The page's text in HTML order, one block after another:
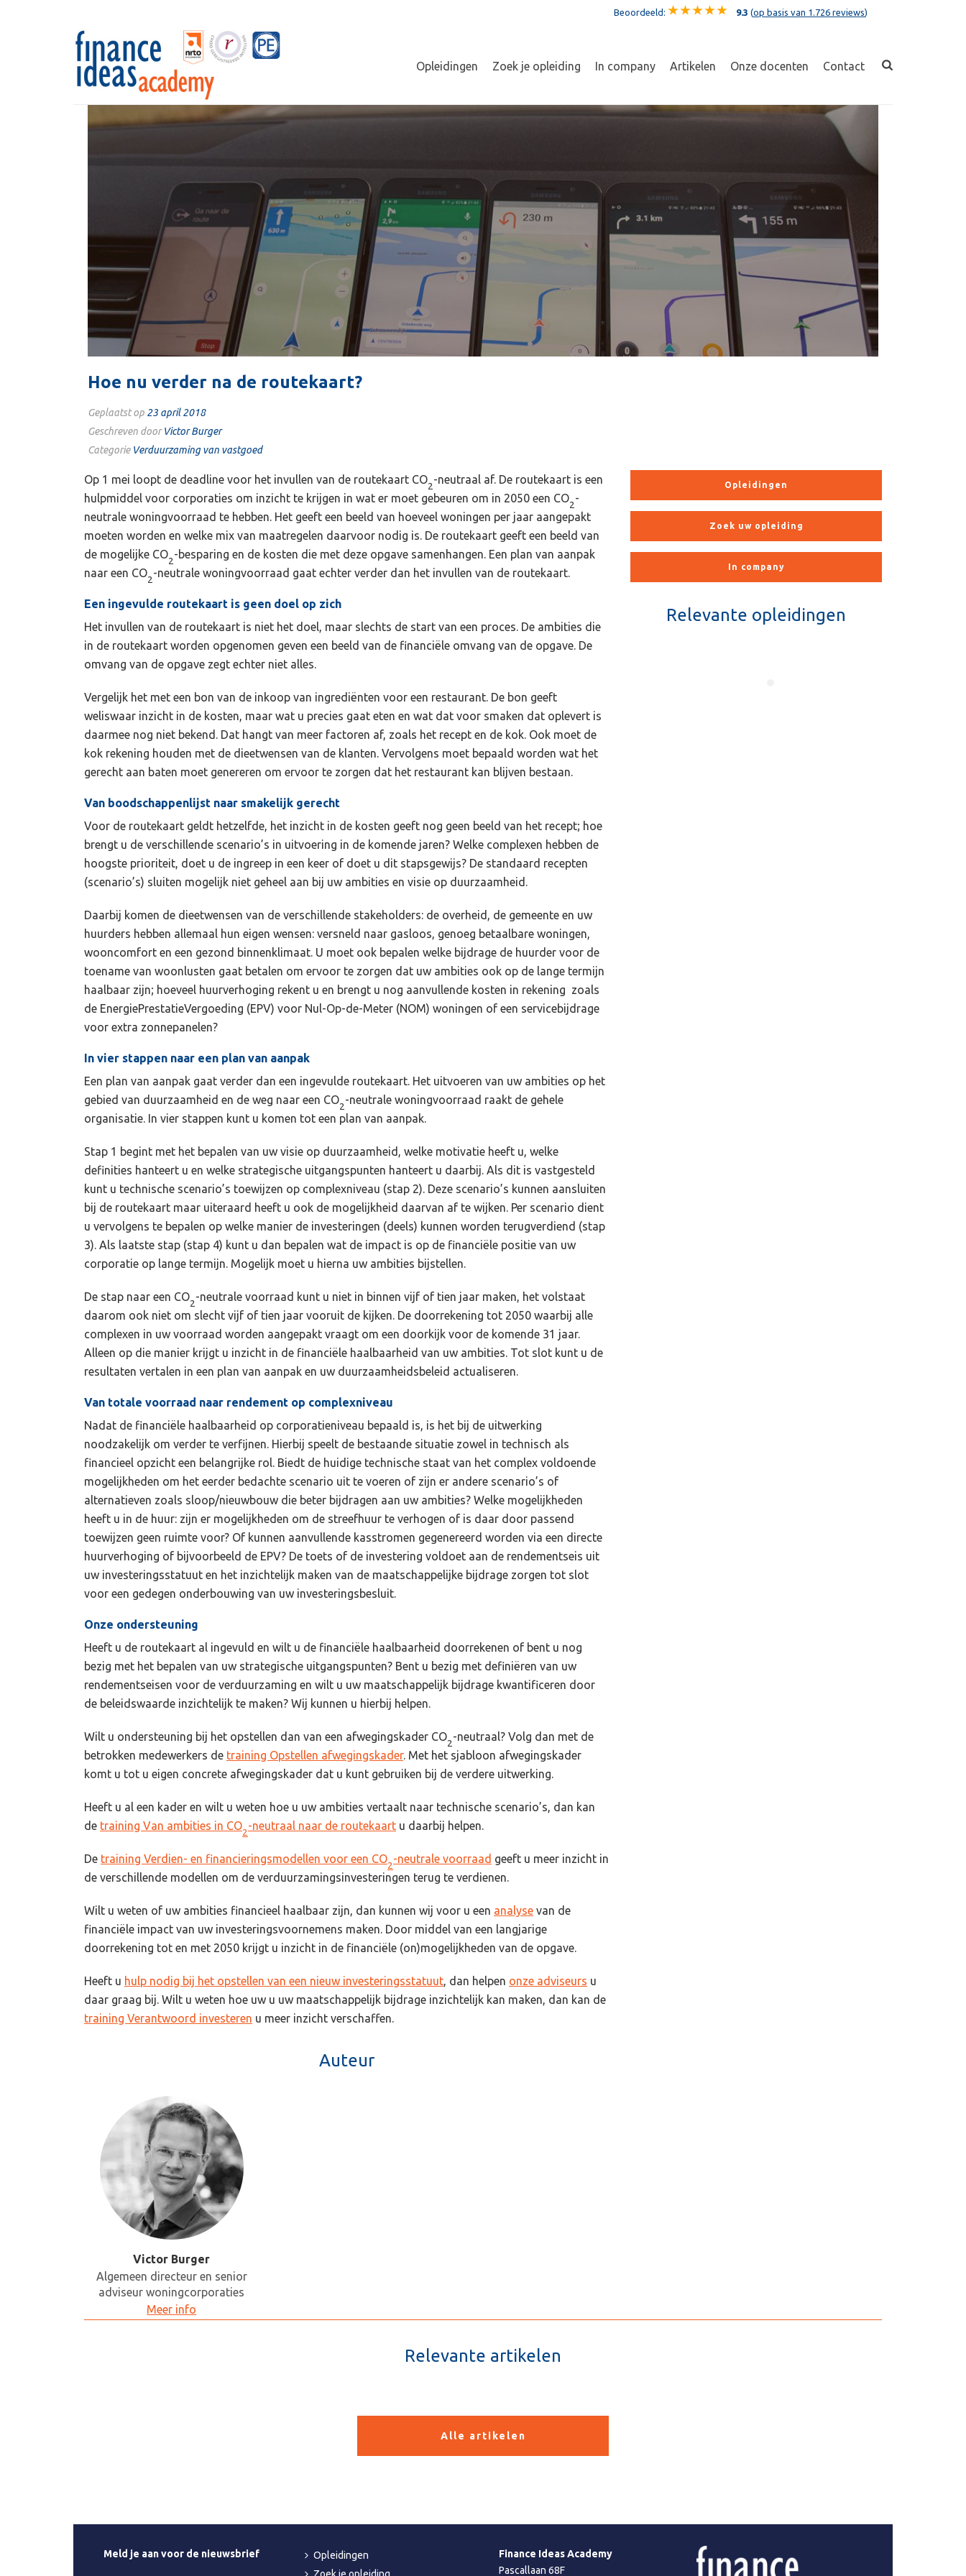
Beoordeeld: 9.3 (op basis van 1.726 reviews)
Opleidingen Zoek je opleiding In company Artikelen Onze docenten Contact
Hoe nu verder na de routekaart?
Geplaatst op 23 april 2018
Geschreven doorVictor Burger
Categorie Verduurzaming van vastgoed
Op 1 mei loopt de deadline voor het invullen van de routekaart CO2-neutraal af. De routekaart is een
hulpmiddel voor corporaties om inzicht te krijgen in wat er moet gebeuren om in 2050 een CO2-
neutrale woningvoorraad te hebben. Het geeft een beeld van hoeveel woningen per jaar aangepakt
moeten worden en welke mix van maatregelen daarvoor nodig is. De routekaart geeft een beeld van
de mogelijke CO2-besparing en de kosten die met deze opgave samenhangen. Een plan van aanpak
naar een CO2-neutrale woningvoorraad gaat echter verder dan het invullen van de routekaart.
Een ingevulde routekaart is geen doel op zich
Het invullen van de routekaart is niet het doel, maar slechts de start van een proces. De ambities die
in de routekaart worden opgenomen geven een beeld van de financiële omvang van de opgave. De
omvang van de opgave zegt echter niet alles.
Vergelijk het met een bon van de inkoop van ingrediënten voor een restaurant. De bon geeft
weliswaar inzicht in de kosten, maar wat u precies gaat eten en wat dat voor smaken dat oplevert is
daarmee nog niet bekend. Dat hangt van meer factoren af, zoals het recept en de kok. Ook moet de
kok rekening houden met de dieetwensen van de klanten. Vervolgens moet bepaald worden wat het
gerecht aan baten moet genereren om ervoor te zorgen dat het restaurant kan blijven bestaan.
Van boodschappenlijst naar smakelijk gerecht
Voor de routekaart geldt hetzelfde, het inzicht in de kosten geeft nog geen beeld van het recept; hoe
brengt u de verschillende scenario’s in uitvoering in de komende jaren? Welke complexen hebben de
hoogste prioriteit, doet u de ingreep in een keer of doet u dit stapsgewijs? De standaard recepten
(scenario’s) sluiten mogelijk niet geheel aan bij uw ambities en visie op duurzaamheid.
Daarbij komen de dieetwensen van de verschillende stakeholders: de overheid, de gemeente en uw
huurders hebben allemaal hun eigen wensen: versneld naar gasloos, genoeg betaalbare woningen,
wooncomfort en een gezond binnenklimaat. U moet ook bepalen welke bijdrage de huurder voor de
toename van woonlusten gaat betalen om ervoor te zorgen dat uw ambities ook op de lange termijn
haalbaar zijn; hoeveel huurverhoging rekent u en brengt u nog aanvullende kosten in rekening zoals
de EnergiePrestatieVergoeding (EPV) voor Nul-Op-de-Meter (NOM) woningen of een servicebijdrage
voor extra zonnepanelen?
In vier stappen naar een plan van aanpak
Een plan van aanpak gaat verder dan een ingevulde routekaart. Het uitvoeren van uw ambities op het
gebied van duurzaamheid en de weg naar een CO2-neutrale woningvoorraad raakt de gehele
organisatie. In vier stappen kunt u komen tot een plan van aanpak.
Stap 1 begint met het bepalen van uw visie op duurzaamheid, welke motivatie heeft u, welke
definities hanteert u en welke strategische uitgangspunten hanteert u daarbij. Als dit is vastgesteld
kunt u technische scenario’s toewijzen op complexniveau (stap 2). Deze scenario’s kunnen aansluiten
bij de routekaart maar uiteraard heeft u ook de mogelijkheid daarvan af te wijken. Per scenario dient
u vervolgens te bepalen op welke manier de investeringen (deels) kunnen worden terugverdiend (stap
3). Als laatste stap (stap 4) kunt u dan bepalen wat de impact is op de financiële positie van uw
corporatie op lange termijn. Mogelijk moet u hierna uw ambities bijstellen.
De stap naar een CO2-neutrale voorraad kunt u niet in binnen vijf of tien jaar maken, het volstaat
daarom ook niet om slecht vijf of tien jaar vooruit de kijken. De doorrekening tot 2050 waarbij alle
complexen in uw voorraad worden aangepakt vraagt om een doorkijk voor de komende 31 jaar.
Alleen op die manier krijgt u inzicht in de financiële haalbaarheid van uw ambities. Tot slot kunt u de
resultaten vertalen in een plan van aanpak en uw duurzaamheidsbeleid actualiseren.
Van totale voorraad naar rendement op complexniveau
Nadat de financiële haalbaarheid op corporatieniveau bepaald is, is het bij de uitwerking
noodzakelijk om verder te verfijnen. Hierbij speelt de bestaande situatie zowel in technisch als
financieel opzicht een belangrijke rol. Biedt de huidige technische staat van het complex voldoende
mogelijkheden om het eerder bedachte scenario uit te voeren of zijn er andere scenario’s of
alternatieven zoals sloop/nieuwbouw die beter bijdragen aan uw ambities? Welke mogelijkheden
heeft u in de huur: zijn er mogelijkheden om de streefhuur te verhogen of is daar door passend
toewijzen geen ruimte voor? Of kunnen aanvullende kasstromen gegenereerd worden via een directe
huurverhoging of bijvoorbeeld de EPV? De toets of de investering voldoet aan de rendementseis uit
uw investeringsstatuut en het inzichtelijk maken van de maatschappelijke bijdrage zorgen tot slot
voor een gedegen onderbouwing van uw investeringsbesluit.
Onze ondersteuning
Heeft u de routekaart al ingevuld en wilt u de financiële haalbaarheid doorrekenen of bent u nog
bezig met het bepalen van uw strategische uitgangspunten? Bent u bezig met definiëren van uw
rendementseisen voor de verduurzaming en wilt u uw maatschappelijk bijdrage kwantificeren door
de beleidswaarde inzichtelijk te maken? Wij kunnen u hierbij helpen.
Wilt u ondersteuning bij het opstellen dan van een afwegingskader CO2-neutraal? Volg dan met de
betrokken medewerkers de training Opstellen afwegingskader. Met het sjabloon afwegingskader
komt u tot u eigen concrete afwegingskader dat u kunt gebruiken bij de verdere uitwerking.
Heeft u al een kader en wilt u weten hoe u uw ambities vertaalt naar technische scenario’s, dan kan
de training Van ambities in CO2-neutraal naar de routekaart u daarbij helpen.
De training Verdien- en financieringsmodellen voor een CO2-neutrale voorraad geeft u meer inzicht in
de verschillende modellen om de verduurzamingsinvesteringen terug te verdienen.
Wilt u weten of uw ambities financieel haalbaar zijn, dan kunnen wij voor u een analyse van de
financiële impact van uw investeringsvoornemens maken. Door middel van een langjarige
doorrekening tot en met 2050 krijgt u inzicht in de financiële (on)mogelijkheden van de opgave.
Heeft u hulp nodig bij het opstellen van een nieuw investeringsstatuut, dan helpen onze adviseurs u
daar graag bij. Wilt u weten hoe uw u uw maatschappelijk bijdrage inzichtelijk kan maken, dan kan de
training Verantwoord investeren u meer inzicht verschaffen.
Auteur
Victor Burger
Algemeen directeur en senior
adviseur woningcorporaties
Meer info
Opleidingen
Zoek uw opleiding
In company
Relevante opleidingen
Relevante artikelen
Alle artikelen
Meld je aan voor de nieuwsbrief
Opleidingen
Finance Ideas Academy
Pascallaan 68F